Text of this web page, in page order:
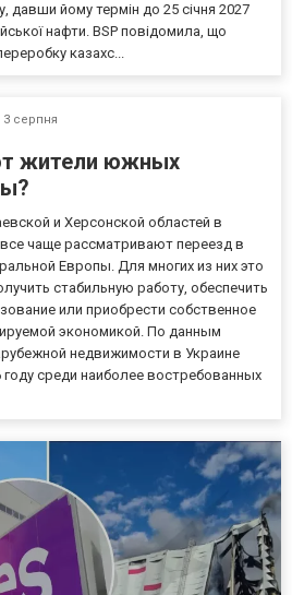
давши йому термін до 25 січня 2027
нафти. BSP повідомила, що
казахс...
3 серпня
жители южных
и Херсонской областей в
чаще рассматривают переезд в
Европы. Для многих из них это
стабильную работу, обеспечить
или приобрести собственное
экономикой. По данным
недвижимости в Украине
среди наиболее востребованных